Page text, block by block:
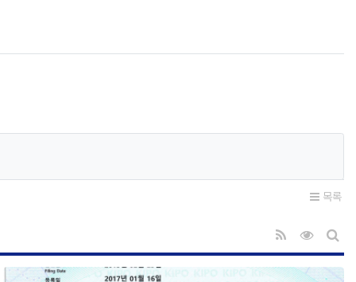
목록
RSS
조회순
게시